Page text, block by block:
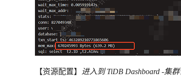
【资源配置】 进入到 TiDB Dashboard -集